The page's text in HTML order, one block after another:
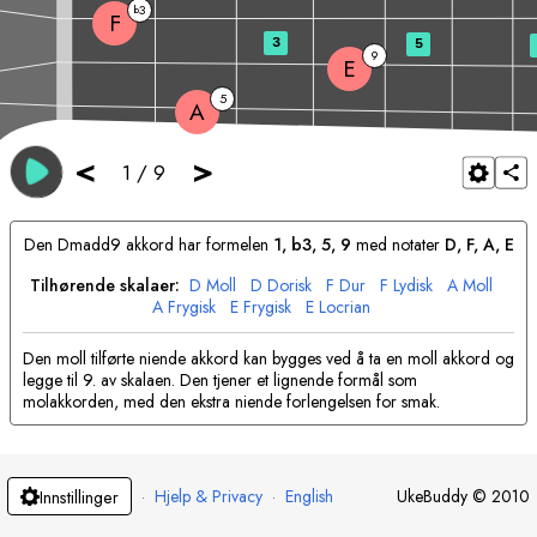
< 1 / 9 >
A 5
E 9
F b3
3 5
Den Dmadd9 akkord har formelen 1, b3, 5, 9 med notater D, F, A, E
Tilhørende skalaer: D Moll D Dorisk F Dur F Lydisk A Moll
A Frygisk E Frygisk E Locrian
Den moll tilførte niende akkord kan bygges ved å ta en moll akkord og
legge til 9. av skalaen. Den tjener et lignende formål som
molakkorden, med den ekstra niende forlengelsen for smak.
Innstillinger · Hjelp & Privacy · English UkeBuddy © 2010